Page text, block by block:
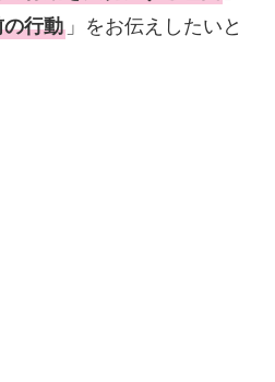
行動」 をお伝えしたいと